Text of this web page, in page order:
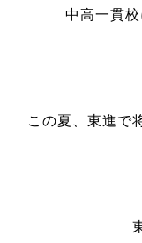
中高一貫
この夏、東進で